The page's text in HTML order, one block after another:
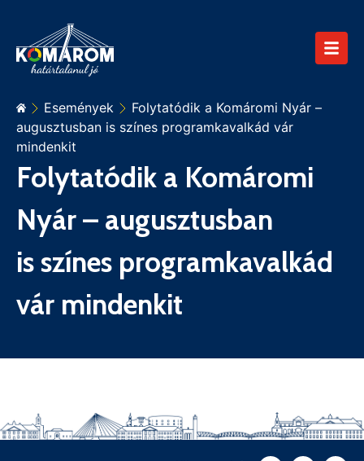
Események
Folytatódik a Komáromi Nyár –
augusztusban is színes programkavalkád vár
mindenkit
Folytatódik a Komáromi
Nyár – augusztusban
is színes programkavalkád
vár mindenkit